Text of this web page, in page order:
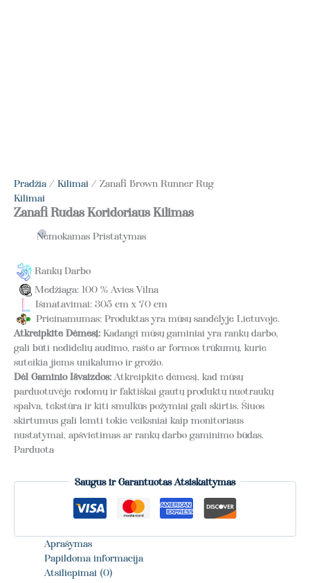
Pradžia / Kilimai / Zanafi Brown Runner Rug
Kilimai
Zanafi Rudas Koridoriaus Kilimas
Nemokamas Pristatymas
Rankų Darbo
Medžiaga: 100 % Avies Vilna
Išmatavimai: 305 cm x 70 cm
Prieinamumas: Produktas yra mūsų sandėlyje Lietuvoje.
Atkreipkite Dėmesį: Kadangi mūsų gaminiai yra rankų darbo,
gali būti nedidelių audimo, rašto ar formos trūkumų, kurie
suteikia jiems unikalumo ir grožio.
Dėl Gaminio Išvaizdos: Atkreipkite dėmesį, kad mūsų
parduotuvėje rodomų ir faktiškai gautų produktų nuotraukų
spalva, tekstūra ir kiti smulkūs požymiai gali skirtis. Šiuos
skirtumus gali lemti tokie veiksniai kaip monitoriaus
nustatymai, apšvietimas ar rankų darbo gaminimo būdas.
Parduota
Saugus ir Garantuotas Atsiskaitymas
Aprašymas
Papildoma informacija
Atsiliepimai (0)